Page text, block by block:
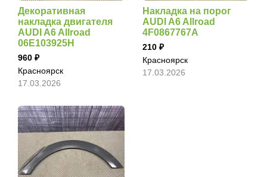
Декоративная
накладка двигателя
AUDI A6 Allroad
06E103925H
960
Красноярск
17.03.2026
Накладка на порог
AUDI A6 Allroad
4F0867767A
210
Красноярск
17.03.2026